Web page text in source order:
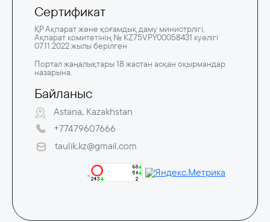
Сертификат
ҚР Ақпарат және қоғамдық даму министрлігі,
Ақпарат комитетінің № KZ75VPY00058431 куәлігі
07.11.2022 жылы берілген
Портал жаңалықтары 18 жастан асқан оқырмандар
назарына.
Байланыс
Astana, Kazakhstan
+77479607666
taulik.kz@gmail.com